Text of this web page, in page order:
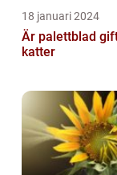
18 januari 2024
Är palettblad
katter